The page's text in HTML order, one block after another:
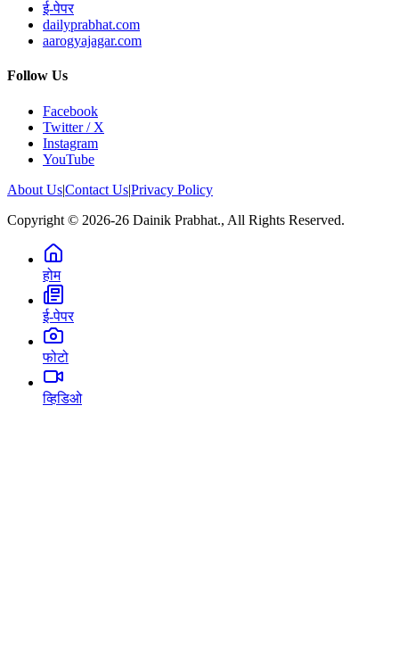
ई-पेपर
dailyprabhat.com
aarogyajagar.com
Follow Us
Facebook
Twitter / X
Instagram
YouTube
About Us|Contact Us|Privacy Policy
Copyright © 2026-26 Dainik Prabhat., All Rights Reserved.
होम
ई-पेपर
फोटो
व्हिडिओ